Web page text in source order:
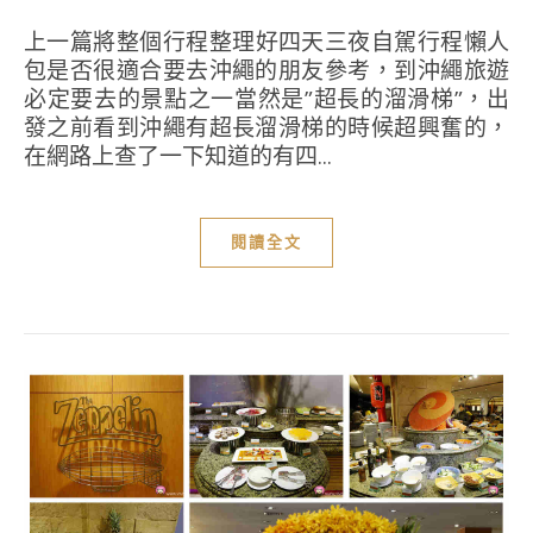
上一篇將整個行程整理好四天三夜自駕行程懶人
包是否很適合要去沖繩的朋友參考，到沖繩旅遊
必定要去的景點之一當然是”超長的溜滑梯”，出
發之前看到沖繩有超長溜滑梯的時候超興奮的，
在網路上查了一下知道的有四...
閱讀全文